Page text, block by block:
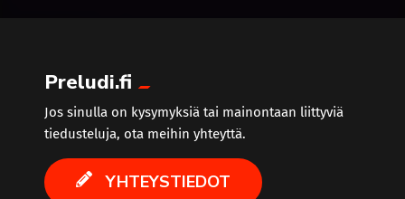
Preludi.fi
Jos sinulla on kysymyksiä tai mainontaan liittyviä
tiedusteluja, ota meihin yhteyttä.
YHTEYSTIEDOT